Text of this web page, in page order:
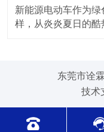
新能源电动车作为
样，从炎炎夏日的
环境下，新能源电
东莞市诠
技术